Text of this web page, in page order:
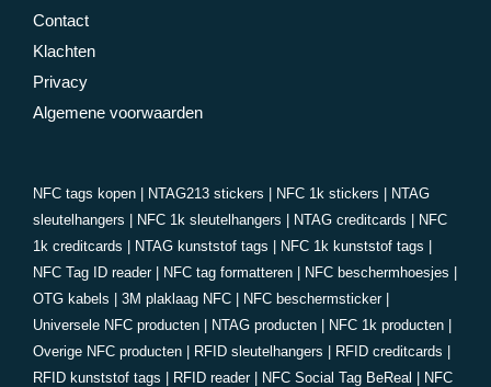
Contact
Klachten
Privacy
Algemene voorwaarden
NFC tags kopen| NTAG213 stickers NFC 1k stickers
NTAG
sleutelhangers
NFC 1k sleutelhangers NTAG creditcards
NFC
1k creditcards
NTAG kunststof tags NFC 1k kunststof tags
NFC Tag ID reader| NFC tag formatteren| NFC beschermhoesjes
OTG kabels
3M plaklaag NFC| NFC beschermsticker|
Universele NFC producten| NTAG producten| NFC 1k producten|
Overige NFC producten| RFID sleutelhangers RFID creditcards
RFID kunststof tags
RFID reader| NFC Social Tag BeReal
NFC